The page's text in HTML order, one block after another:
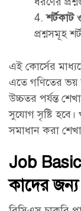
শর্টকাট
প্রশ্নসমূহ
এই কোর্সের
এতে গণিতের ভয়
উচ্চতর পর্যন্ত
সুযোগ সৃষ্টি
সমাধান করা
Job
কাদের জন্য